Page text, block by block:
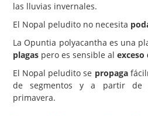
las lluvias invernales.
El Nopal peludito no necesita
La Opuntia polyacantha es una
plagas pero es sensible al exceso
El Nopal peludito se propaga
de segmentos y a partir de
primavera.